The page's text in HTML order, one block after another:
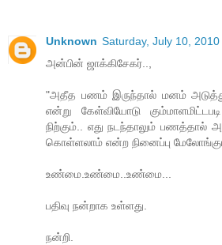
Unknown Saturday, July 10,
அன்பின் ஜாக்கிசேகர்..,
"அதீத பணம் இருந்தால் மனம்
என்று கேள்வியோடு
நிற்கும்.. எது நடந்தாலும் பணத்தால்
கொள்ளலாம் என்ற நினைப்பு
உண்மை.உண்மை..உண்மை...
பதிவு நன்றாக உள்ளது.
நன்றி.